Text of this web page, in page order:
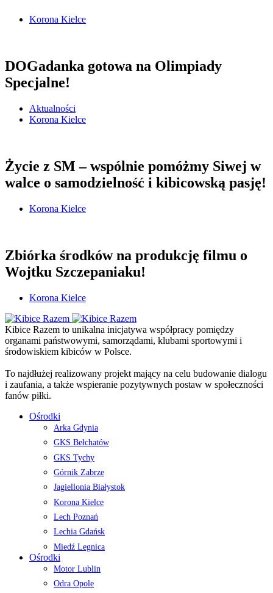
Korona Kielce
DOGadanka gotowa na Olimpiady
Specjalne!
Aktualności
Korona Kielce
Życie z SM – wspólnie pomóżmy Siwej w
walce o samodzielność i kibicowską pasję!
Korona Kielce
Zbiórka środków na produkcję filmu o
Wojtku Szczepaniaku!
Korona Kielce
Kibice Razem to unikalna inicjatywa współpracy pomiędzy
organami państwowymi, samorządami, klubami sportowymi i
środowiskiem kibiców w Polsce.
To najdłużej realizowany projekt mający na celu budowanie dialogu
i zaufania, a także wspieranie pozytywnych postaw w społeczności
fanów piłki.
Ośrodki
Arka Gdynia
GKS Bełchatów
GKS Tychy
Górnik Zabrze
Jagiellonia Białystok
Korona Kielce
Lech Poznań
Lechia Gdańsk
Miedź Legnica
Ośrodki
Motor Lublin
Odra Opole